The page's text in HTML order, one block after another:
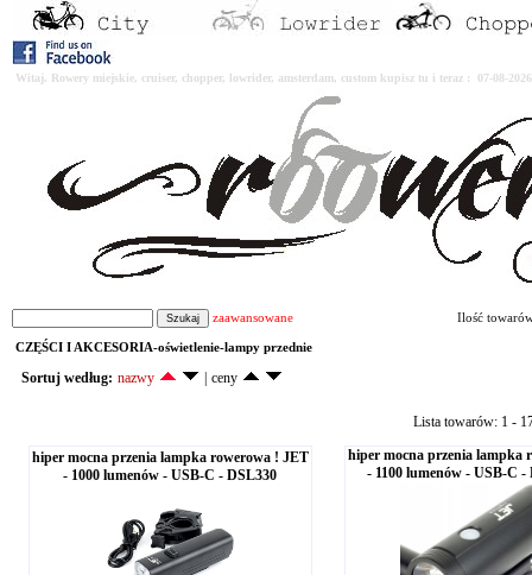
Witaj. Rowery miejskie, cruiser, chopper, lowrider, amsterdam, custom kupisz tu i teraz : 07-08-
zaawansowane Ilość
CZĘŚCI I AKCESORIA-oświetlenie-lampy przednie
Sortuj według: nazwy ceny
Lista towarów: 1 -
hiper mocna przenia lampka rowerowa ! JET
- 1000 lumenów - USB-C - DSL330
hiper mocna przenia lampka
- 1100 lumenów - USB-C -